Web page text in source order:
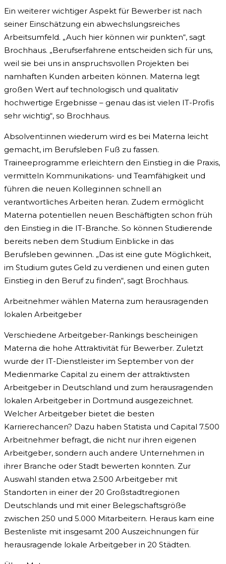
Ein weiterer wichtiger Aspekt für Bewerber ist nach
seiner Einschätzung ein abwechslungsreiches
Arbeitsumfeld. „Auch hier können wir punkten“, sagt
Brochhaus. „Berufserfahrene entscheiden sich für uns,
weil sie bei uns in anspruchsvollen Projekten bei
namhaften Kunden arbeiten können. Materna legt
großen Wert auf technologisch und qualitativ
hochwertige Ergebnisse – genau das ist vielen IT-Profis
sehr wichtig“, so Brochhaus.
Absolvent:innen wiederum wird es bei Materna leicht
gemacht, im Berufsleben Fuß zu fassen.
Traineeprogramme erleichtern den Einstieg in die Praxis,
vermitteln Kommunikations- und Teamfähigkeit und
führen die neuen Kolleg:innen schnell an
verantwortliches Arbeiten heran. Zudem ermöglicht
Materna potentiellen neuen Beschäftigten schon früh
den Einstieg in die IT-Branche. So können Studierende
bereits neben dem Studium Einblicke in das
Berufsleben gewinnen. „Das ist eine gute Möglichkeit,
im Studium gutes Geld zu verdienen und einen guten
Einstieg in den Beruf zu finden“, sagt Brochhaus.
Arbeitnehmer wählen Materna zum herausragenden
lokalen Arbeitgeber
Verschiedene Arbeitgeber-Rankings bescheinigen
Materna die hohe Attraktivität für Bewerber. Zuletzt
wurde der IT-Dienstleister im September von der
Medienmarke Capital zu einem der attraktivsten
Arbeitgeber in Deutschland und zum herausragenden
lokalen Arbeitgeber in Dortmund ausgezeichnet.
Welcher Arbeitgeber bietet die besten
Karrierechancen? Dazu haben Statista und Capital 7.500
Arbeitnehmer befragt, die nicht nur ihren eigenen
Arbeitgeber, sondern auch andere Unternehmen in
ihrer Branche oder Stadt bewerten konnten. Zur
Auswahl standen etwa 2.500 Arbeitgeber mit
Standorten in einer der 20 Großstadtregionen
Deutschlands und mit einer Belegschaftsgröße
zwischen 250 und 5.000 Mitarbeitern. Heraus kam eine
Bestenliste mit insgesamt 200 Auszeichnungen für
herausragende lokale Arbeitgeber in 20 Städten.